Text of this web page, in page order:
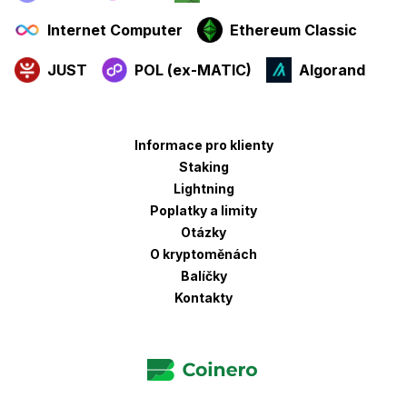
Internet Computer Ethereum Classic
JUST POL (ex-MATIC) Algorand
Informace pro klienty
Staking
Lightning
Poplatky a limity
Otázky
O kryptoměnách
Balíčky
Kontakty